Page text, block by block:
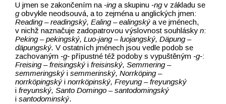
U jmen se zakončením na‑inga skupinu‑ngv základu se
gobvykle neodsouvá, a to zejména u anglických jmen:
Reading –⁠⁠⁠⁠⁠⁠⁠⁠⁠⁠⁠⁠⁠⁠⁠⁠⁠⁠⁠⁠⁠⁠⁠⁠⁠⁠⁠⁠⁠⁠⁠⁠⁠⁠⁠⁠⁠⁠⁠⁠⁠⁠⁠⁠⁠⁠⁠⁠⁠⁠⁠⁠⁠⁠⁠⁠⁠⁠⁠⁠⁠⁠ readingský, Ealing –⁠⁠⁠⁠⁠⁠⁠⁠⁠⁠⁠⁠⁠⁠⁠⁠⁠⁠⁠⁠⁠⁠⁠⁠⁠⁠⁠⁠⁠⁠⁠⁠⁠⁠⁠⁠⁠⁠⁠⁠⁠⁠⁠⁠⁠⁠⁠⁠⁠⁠⁠⁠⁠⁠⁠⁠⁠⁠⁠⁠⁠⁠ ealingskýa ve jménech,
v nichž naznačuje zadopatrovou výslovnost souhláskyn:
Peking –⁠⁠⁠⁠⁠⁠⁠⁠⁠⁠⁠⁠⁠⁠⁠⁠⁠⁠⁠⁠⁠⁠⁠⁠⁠⁠⁠⁠⁠⁠⁠⁠⁠⁠⁠⁠⁠⁠⁠⁠⁠⁠⁠⁠⁠⁠⁠⁠⁠⁠⁠⁠⁠⁠⁠⁠⁠⁠⁠⁠⁠⁠ pekingský, Luo-jang –⁠⁠⁠⁠⁠⁠⁠⁠⁠⁠⁠⁠⁠⁠⁠⁠⁠⁠⁠⁠⁠⁠⁠⁠⁠⁠⁠⁠⁠⁠⁠⁠⁠⁠⁠⁠⁠⁠⁠⁠⁠⁠⁠⁠⁠⁠⁠⁠⁠⁠⁠⁠⁠⁠⁠⁠⁠⁠⁠⁠⁠⁠ luojangský, Däpung –⁠⁠⁠⁠⁠⁠⁠⁠⁠⁠⁠⁠⁠⁠⁠⁠⁠⁠⁠⁠⁠⁠⁠⁠⁠⁠⁠⁠⁠⁠⁠⁠⁠⁠⁠⁠⁠⁠⁠⁠⁠⁠⁠⁠⁠⁠⁠⁠⁠⁠⁠⁠⁠⁠⁠⁠⁠⁠⁠⁠⁠⁠
däpungský.V ostatních jménech jsou vedle podob se
zachovaným‑g‑ přípustné též podoby s vypuštěným‑g‑:
Freising –⁠⁠⁠⁠⁠⁠⁠⁠⁠⁠⁠⁠⁠⁠⁠⁠⁠⁠⁠⁠⁠⁠⁠⁠⁠⁠⁠⁠⁠⁠⁠⁠⁠⁠⁠⁠⁠⁠⁠⁠⁠⁠⁠⁠⁠⁠⁠⁠⁠⁠⁠⁠⁠⁠⁠⁠⁠⁠⁠⁠⁠⁠ freisingskýi freisinský, Semmering –⁠⁠⁠⁠⁠⁠⁠⁠⁠⁠⁠⁠⁠⁠⁠⁠⁠⁠⁠⁠⁠⁠⁠⁠⁠⁠⁠⁠⁠⁠⁠⁠⁠⁠⁠⁠⁠⁠⁠⁠⁠⁠⁠⁠⁠⁠⁠⁠⁠⁠⁠⁠⁠⁠⁠⁠⁠⁠⁠⁠⁠⁠
semmeringskýi semmerinský, Norrköping –⁠⁠⁠⁠⁠⁠⁠⁠⁠⁠⁠⁠⁠⁠⁠⁠⁠⁠⁠⁠⁠⁠⁠⁠⁠⁠⁠⁠⁠⁠⁠⁠⁠⁠⁠⁠⁠⁠⁠⁠⁠⁠⁠⁠⁠⁠⁠⁠⁠⁠⁠⁠⁠⁠⁠⁠⁠⁠⁠⁠⁠⁠
norrköpingskýinorrköpinský, Freyung –⁠⁠⁠⁠⁠⁠⁠⁠⁠⁠⁠⁠⁠⁠⁠⁠⁠⁠⁠⁠⁠⁠⁠⁠⁠⁠⁠⁠⁠⁠⁠⁠⁠⁠⁠⁠⁠⁠⁠⁠⁠⁠⁠⁠⁠⁠⁠⁠⁠⁠⁠⁠⁠⁠⁠⁠⁠⁠⁠⁠⁠⁠freyungský
i freyunský, Santo Domingo –⁠⁠⁠⁠⁠⁠⁠⁠⁠⁠⁠⁠⁠⁠⁠⁠⁠⁠⁠⁠⁠⁠⁠⁠⁠⁠⁠⁠⁠⁠⁠⁠⁠⁠⁠⁠ santodomingský
isantodominský.